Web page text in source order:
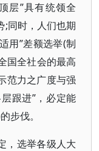
层”具有统领全
;同时，人们也期
用”差额选举(制
国全社会的最高
范力之广度与强
跟进”，必定能
步伐。
，选举各级人大